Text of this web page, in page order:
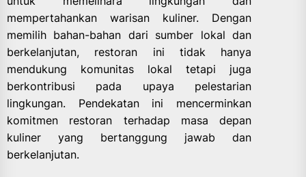
mempertahankan warisan kuliner. Dengan
memilih bahan-bahan dari sumber lokal dan
berkelanjutan, restoran ini tidak hanya
mendukung komunitas lokal tetapi juga
berkontribusi pada upaya pelestarian
lingkungan. Pendekatan ini mencerminkan
komitmen restoran terhadap masa depan
kuliner yang bertanggung jawab dan
berkelanjutan.